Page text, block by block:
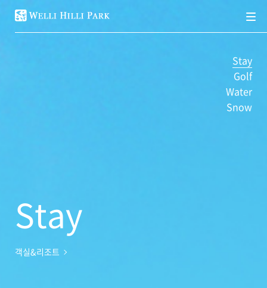
Stay
Golf
Water
Snow
Stay
객실&리조트